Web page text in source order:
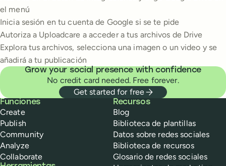
el menú
Inicia sesión en tu cuenta de Google si se te pide
Autoriza a Uploadcare a acceder a tus archivos de Drive
Explora tus archivos, selecciona una imagen o un video y se
añadirá a tu publicación
Grow your social presence with confidence
No credit card needed. Free forever.
Get started for free
Buffer
Funciones
Create
Publish
Community
Analyze
Collaborate
Recursos
Blog
Biblioteca de plantillas
Datos sobre redes sociales
Biblioteca de recursos
Glosario de redes sociales